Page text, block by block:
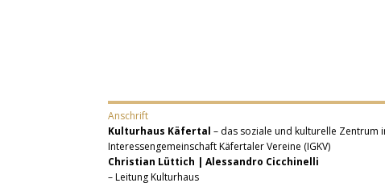
Anschrift
Kulturhaus Käfertal – das soziale und kulturelle Zentrum
Interessengemeinschaft Käfertaler Vereine (IGKV)
Christian Lüttich | Alessandro Cicchinelli
– Leitung Kulturhaus